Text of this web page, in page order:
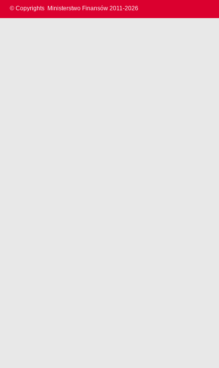
© Copyrights Ministerstwo Finansów 2011-2026